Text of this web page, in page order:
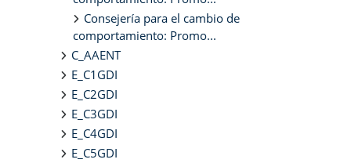
Consejería para el cambio de
comportamiento: Promo...
C_AAENT
E_C1GDI
E_C2GDI
E_C3GDI
E_C4GDI
E_C5GDI